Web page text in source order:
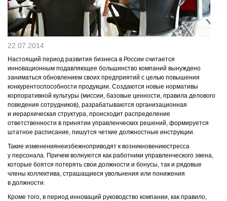
КОНТАКТЫ
22.07.2014
Настоящий период развития бизнеса в России считается
инновационным подавляющее большинство компаний вынуждено
заниматься обновлением своих предприятий с целью повышения
конкурентоспособности продукции. Создаются новые нормативы
корпоративной культуры (миссии, базовые ценности, правила делового
поведения сотрудников), разрабатываются организационная
и иерархическая структура, происходит распределение
ответственности в принятии управленческих решений, формируется
штатное расписание, пишутся четкие должностные инструкции.
Такие изменениянеизбежноприводят к возникновениюстресса
у персонала. Причем волнуются как работники управленческого звена,
которые боятся потерять свои должности и бонусы, так и рядовые
члены коллектива, страшащиеся увольнения или понижения
в должности.
Кроме того, в период инноваций руководство компании, как правило,